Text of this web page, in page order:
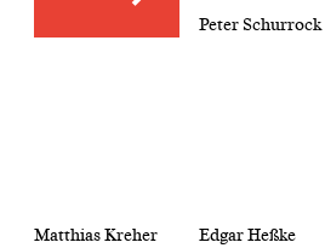
Peter Schurrock
Matthias Kreher Edgar Heßke